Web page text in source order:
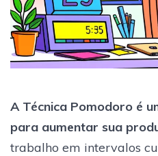
A Técnica Pomodoro é
para aumentar sua
trabalho em intervalos